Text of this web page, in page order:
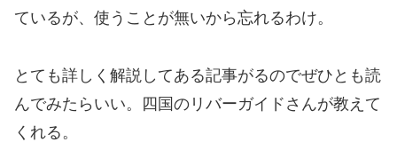
ているが、使うことが無いから忘れるわけ。
とても詳しく解説してある記事がるのでぜひとも読
んでみたらいい。四国のリバーガイドさんが教えて
くれる。